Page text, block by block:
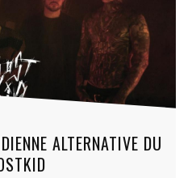
ALTERNATIVE DU